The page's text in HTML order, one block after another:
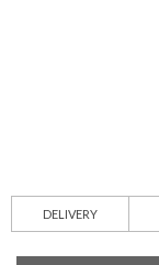
DELIVERY